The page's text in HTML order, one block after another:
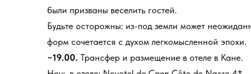
были призваны веселить гостей.
Будьте осторожны: из-под земли может
форм сочетается с духом легкомысленной эпохи.
~19.00. Трансфер и размещение в отеле в Кане.